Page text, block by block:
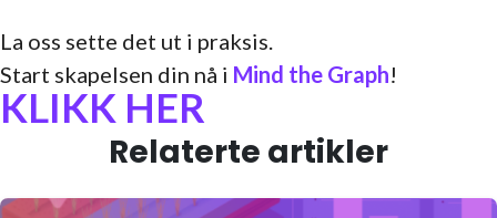
La oss sette det ut i praksis.
Start skapelsen din nå i Mind the Graph!
KLIKK HER
Relaterte artikler